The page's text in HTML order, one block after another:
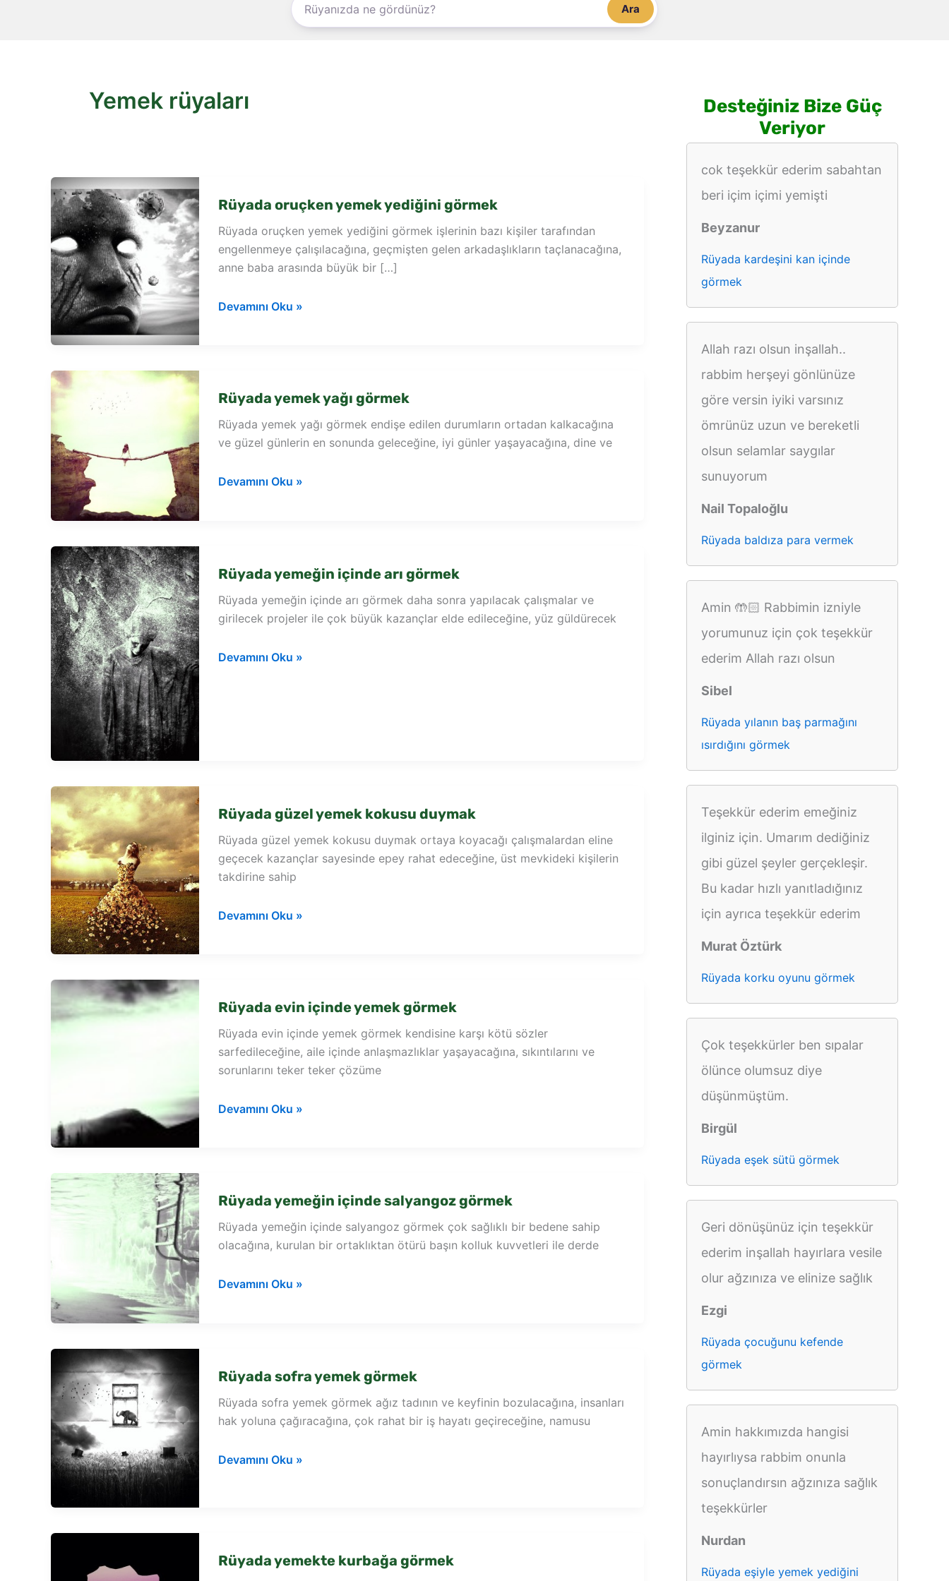
Ara
Yemek rüyaları
Rüyada oruçken yemek yediğini görmek
Rüyada oruçken yemek yediğini görmek işlerinin bazı kişiler tarafından
engellenmeye çalışılacağına, geçmişten gelen arkadaşlıkların taçlanacağına,
anne baba arasında büyük bir […]
Rüyada
Devamını Oku »
Rüyada yemek yağı görmek
Rüyada yemek yağı görmek endişe edilen durumların ortadan kalkacağına
ve güzel günlerin en sonunda geleceğine, iyi günler yaşayacağına, dine ve
Rüyada
Devamını Oku »
Rüyada yemeğin içinde arı görmek
Rüyada yemeğin içinde arı görmek daha sonra yapılacak çalışmalar ve
girilecek projeler ile çok büyük kazançlar elde edileceğine, yüz güldürecek
Rüyada
Devamını Oku »
Rüyada güzel yemek kokusu duymak
Rüyada güzel yemek kokusu duymak ortaya koyacağı çalışmalardan eline
geçecek kazançlar sayesinde epey rahat edeceğine, üst mevkideki kişilerin
takdirine sahip
Rüyada
Devamını Oku »
Rüyada evin içinde yemek görmek
Rüyada evin içinde yemek görmek kendisine karşı kötü sözler
sarfedileceğine, aile içinde anlaşmazlıklar yaşayacağına, sıkıntılarını ve
sorunlarını teker teker çözüme
Rüyada
Devamını Oku »
Rüyada yemeğin içinde salyangoz görmek
Rüyada yemeğin içinde salyangoz görmek çok sağlıklı bir bedene sahip
olacağına, kurulan bir ortaklıktan ötürü başın kolluk kuvvetleri ile derde
Rüyada
Devamını Oku »
Rüyada sofra yemek görmek
Rüyada sofra yemek görmek ağız tadının ve keyfinin bozulacağına, insanları
hak yoluna çağıracağına, çok rahat bir iş hayatı geçireceğine, namusu
Rüyada
Devamını Oku »
Rüyada yemekte kurbağa görmek
Desteğiniz Bize Güç
Veriyor
cok teşekkür ederim sabahtan
beri içim içimi yemişti
Beyzanur
Rüyada kardeşini kan içinde
görmek
Allah razı olsun inşallah..
rabbim herşeyi gönlünüze
göre versin iyiki varsınız
ömrünüz uzun ve bereketli
olsun selamlar saygılar
sunuyorum
Nail Topaloğlu
Rüyada baldıza para vermek
Amin 🤲🏻 Rabbimin izniyle
yorumunuz için çok teşekkür
ederim Allah razı olsun
Sibel
Rüyada yılanın baş parmağını
ısırdığını görmek
Teşekkür ederim emeğiniz
ilginiz için. Umarım dediğiniz
gibi güzel şeyler gerçekleşir.
Bu kadar hızlı yanıtladığınız
için ayrıca teşekkür ederim
Murat Öztürk
Rüyada korku oyunu görmek
Çok teşekkürler ben sıpalar
ölünce olumsuz diye
düşünmüştüm.
Birgül
Rüyada eşek sütü görmek
Geri dönüşünüz için teşekkür
ederim inşallah hayırlara vesile
olur ağzınıza ve elinize sağlık
Ezgi
Rüyada çocuğunu kefende
görmek
Amin hakkımızda hangisi
hayırlıysa rabbim onunla
sonuçlandırsın ağzınıza sağlık
teşekkürler
Nurdan
Rüyada eşiyle yemek yediğini